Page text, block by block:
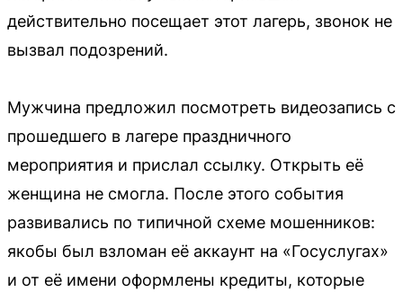
действительно посещает этот лагерь, звонок не
вызвал подозрений.
Мужчина предложил посмотреть видеозапись с
прошедшего в лагере праздничного
мероприятия и прислал ссылку. Открыть её
женщина не смогла. После этого события
развивались по типичной схеме мошенников:
якобы был взломан её аккаунт на «Госуслугах»
и от её имени оформлены кредиты, которые